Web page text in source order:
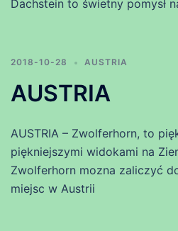
Dachstein to świetny pomysł
2018-10-28 AUSTRIA
AUSTRIA
AUSTRIA – Zwolferhorn, to
piękniejszymi widokami na
Zwolferhorn mozna zaliczyć
miejsc w Austrii